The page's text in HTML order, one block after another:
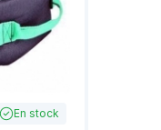
En stock